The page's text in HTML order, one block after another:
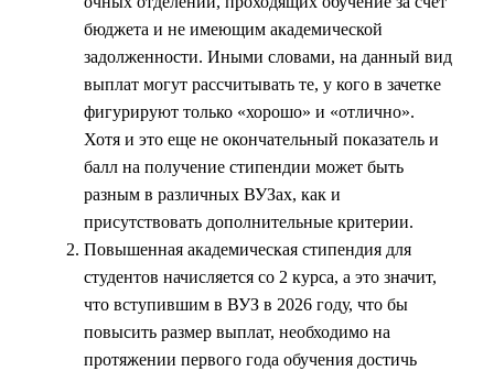
бюджета и не имеющим академической
задолженности. Иными словами, на данный вид
выплат могут рассчитывать те, у кого в зачетке
фигурируют только «хорошо» и «отлично».
Хотя и это еще не окончательный показатель и
балл на получение стипендии может быть
разным в различных ВУЗах, как и
присутствовать дополнительные критерии.
Повышенная академическая стипендия для
студентов начисляется со 2 курса, а это значит,
что вступившим в ВУЗ в 2026 году, что бы
повысить размер выплат, необходимо на
протяжении первого года обучения достичь